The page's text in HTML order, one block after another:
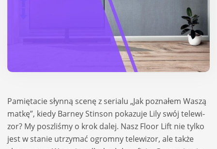
Pamię­ta­cie słynną scenę z serialu „Jak pozna­łem Waszą
matkę”, kiedy Bar­ney Stin­son poka­zuje Lily swój tele­wi­
zor? My poszli­śmy o krok dalej. Nasz Floor Lift nie tylko
jest w sta­nie utrzy­mać ogromny tele­wi­zor, ale także